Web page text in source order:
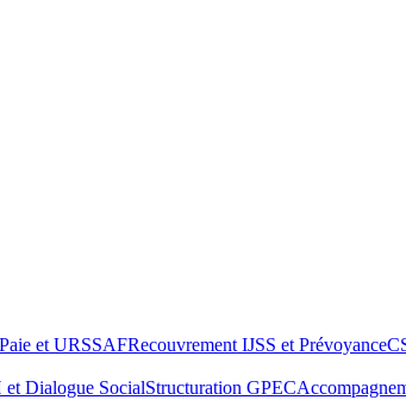
et URSSAFRecouvrement IJSS et Prévoyance
Dialogue SocialStructuration GPEC